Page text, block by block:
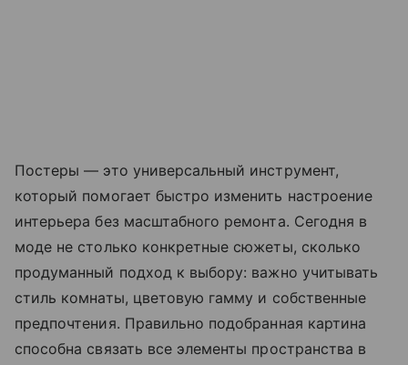
Постеры — это универсальный инструмент,
который помогает быстро изменить настроение
интерьера без масштабного ремонта. Сегодня в
моде не столько конкретные сюжеты, сколько
продуманный подход к выбору: важно учитывать
стиль комнаты, цветовую гамму и собственные
предпочтения. Правильно подобранная картина
способна связать все элементы пространства в